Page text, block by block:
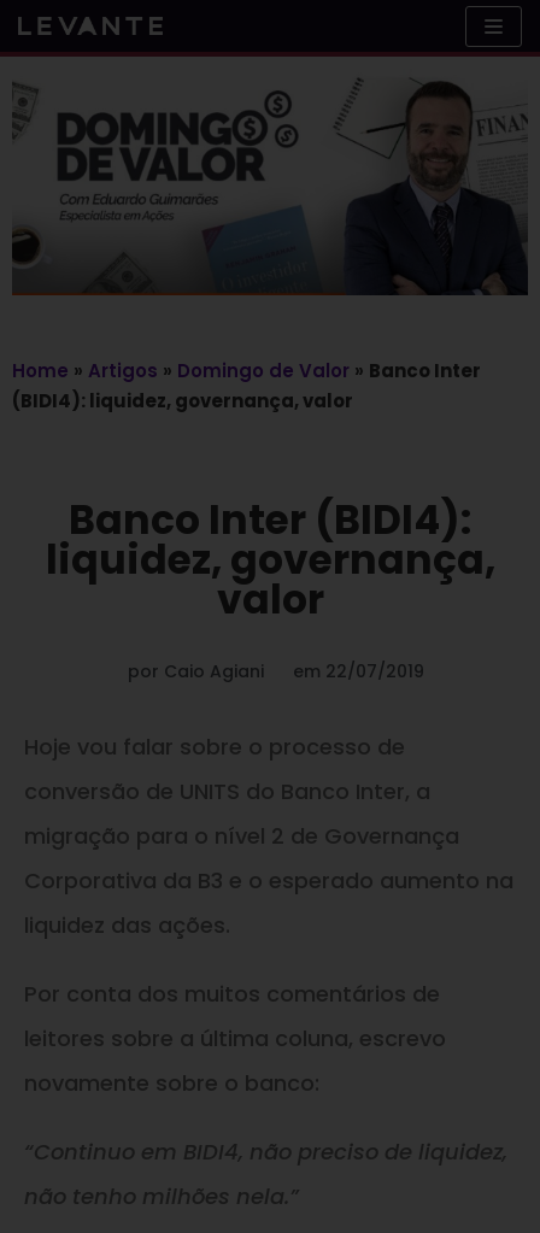
Skip
to
content
Home » Artigos » Domingo de Valor » Banco Inter
(BIDI4): liquidez, governança, valor
Banco Inter (BIDI4):
liquidez, governança,
valor
por Caio Agiani em 22/07/2019
Hoje vou falar sobre o processo de
conversão de UNITS do Banco Inter, a
migração para o nível 2 de Governança
Corporativa da B3 e o esperado aumento na
liquidez das ações.
Por conta dos muitos comentários de
leitores sobre a última coluna, escrevo
novamente sobre o banco:
“Continuo em BIDI4, não preciso de liquidez,
não tenho milhões nela.”